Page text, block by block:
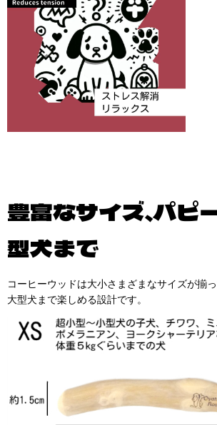
豊富なサイズ、パピ
型犬まで
コーヒーウッドは大小さまざまなサイズが揃
大型犬まで楽しめる設計です。